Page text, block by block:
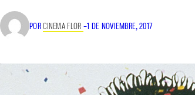
PORCINEMA FLOR –1 DE NOVIEMBRE, 2017